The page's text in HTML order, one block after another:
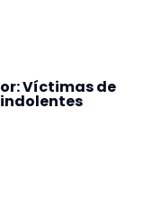
Víctimas de